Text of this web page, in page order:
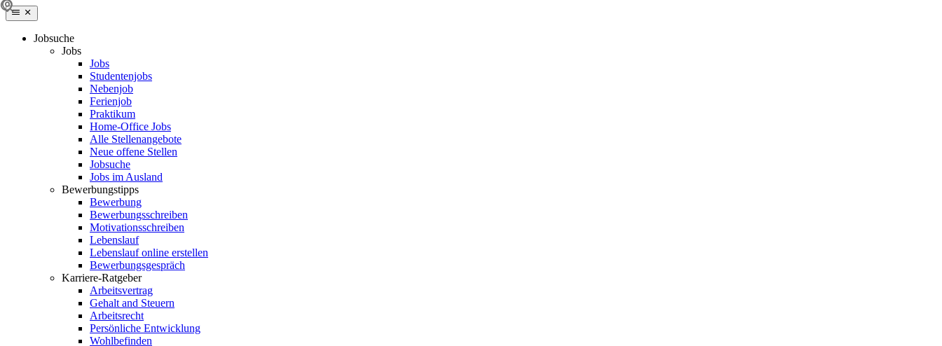
Jobsuche
Jobs
Jobs
Studentenjobs
Nebenjob
Ferienjob
Praktikum
Home-Office Jobs
Alle Stellenangebote
Neue offene Stellen
Jobsuche
Jobs im Ausland
Bewerbungstipps
Bewerbung
Bewerbungsschreiben
Motivationsschreiben
Lebenslauf
Lebenslauf online erstellen
Bewerbungsgespräch
Karriere-Ratgeber
Arbeitsvertrag
Gehalt and Steuern
Arbeitsrecht
Persönliche Entwicklung
Wohlbefinden